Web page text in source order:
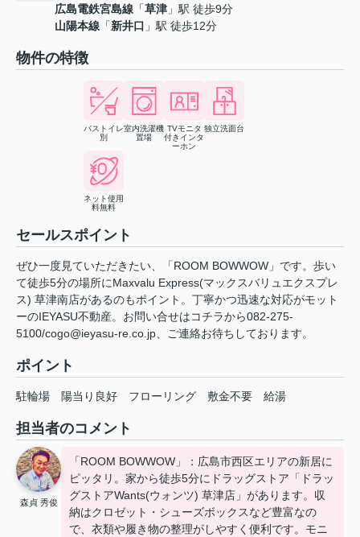
広島電鉄宮島線 「草津 」駅 徒歩9分
山陽本線 「新井口 」駅 徒歩12分
物件の特徴
バストイレ
別
室内洗濯機
置場
TVモニタ
付きインタ
ーホン
独立洗面台
ネット使用
料無料
セールスポイント
ぜひ一度見ていただきたい、「ROOM BOWWOW」です。歩い
て徒歩5分の場所にMaxvalu Express(マックスバリュエクスプレ
ス) 草津南店があるのもポイント。丁寧かつ迅速な対応がモット
ーのIEYASU不動産。お問い合せはコチラから082-275-
5100/cogo@ieyasu-re.co.jp、ご連絡お待ちしております。
ポイント
駐輪場 陽当り良好 フローリング 敷金不要 給湯
担当者のコメント
森貞 秀俊
「ROOM BOWWOW」：広島市西区エリアの新居に
ピッタリ。家から徒歩5分にドラッグストア「ドラッ
グストアWants(ウォンツ) 草津店」があります。収
納はクロゼット・シューズボックスなど豊富なの
で、衣類や履き物の整理がしやすく便利です。モニ